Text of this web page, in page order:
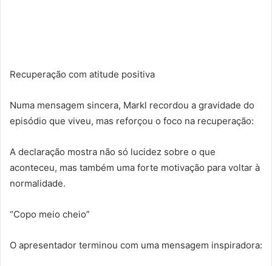
Recuperação com atitude positiva
Numa mensagem sincera, Markl recordou a gravidade do
episódio que viveu, mas reforçou o foco na recuperação:
A declaração mostra não só lucidez sobre o que
aconteceu, mas também uma forte motivação para voltar à
normalidade.
“Copo meio cheio”
O apresentador terminou com uma mensagem inspiradora: